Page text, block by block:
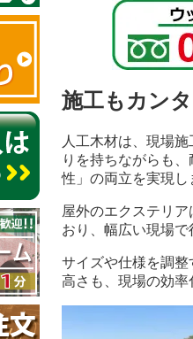
施工もカン
人工木材は、現場
りを持ちながらも
性」の両立を実現し
屋外のエクステリ
おり、幅広い現場で
サイズや仕様を調
高さも、現場の効率